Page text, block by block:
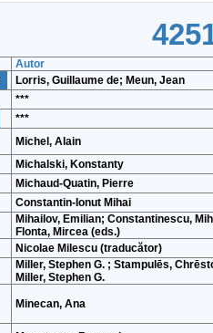
Autor
Lorris, Guillaume de; Meun, Jean
***
***
Michel, Alain
Michalski, Konstanty
Michaud-Quatin, Pierre
Constantin-Ionut Mihai
Mihailov, Emilian; Constantinescu,
Flonta, Mircea (eds.)
Nicolae Milescu (traducător)
Miller, Stephen G. ; Stampulēs,
Miller, Stephen G.
Minecan, Ana